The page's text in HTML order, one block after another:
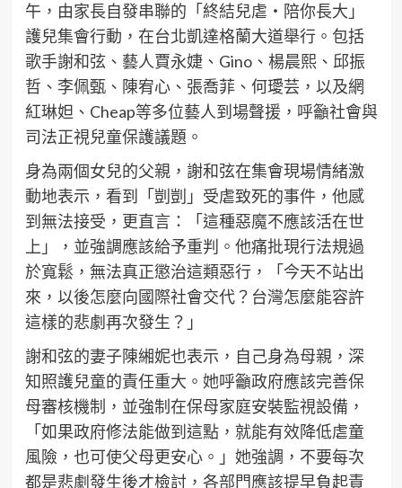
午，由家長自發串聯的「終結兒虐・陪你長大」
護兒集會行動，在台北凱達格蘭大道舉行。包括
歌手謝和弦、藝人賈永婕、Gino、楊晨熙、邱振
哲、李佩甄、陳宥心、張喬菲、何璦芸，以及網
紅琳妲、Cheap等多位藝人到場聲援，呼籲社會與
司法正視兒童保護議題。
身為兩個女兒的父親，謝和弦在集會現場情緒激
動地表示，看到「剴剴」受虐致死的事件，他感
到無法接受，更直言：「這種惡魔不應該活在世
上」，並強調應該給予重判。他痛批現行法規過
於寬鬆，無法真正懲治這類惡行，「今天不站出
來，以後怎麼向國際社會交代？台灣怎麼能容許
這樣的悲劇再次發生？」
謝和弦的妻子陳緗妮也表示，自己身為母親，深
知照護兒童的責任重大。她呼籲政府應該完善保
母審核機制，並強制在保母家庭安裝監視設備，
「如果政府修法能做到這點，就能有效降低虐童
風險，也可使父母更安心。」她強調，不要每次
都是悲劇發生後才檢討，各部門應該提早負起責